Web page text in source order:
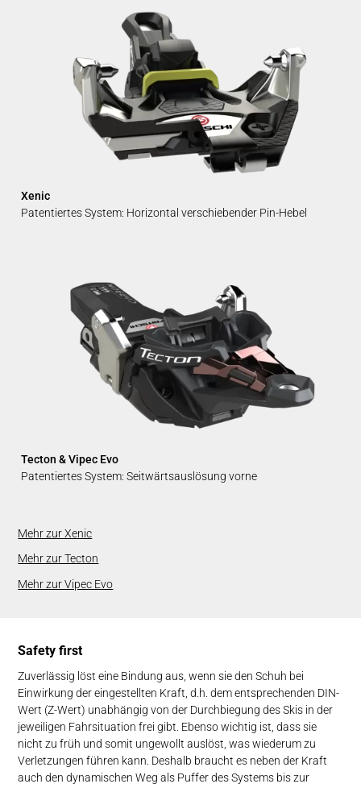
Xenic
Patentiertes System: Horizontal verschiebender Pin-Hebel
Tecton & Vipec Evo
Patentiertes System: Seitwärtsauslösung vorne
Mehr zur Xenic
Mehr zur Tecton
Mehr zur Vipec Evo
Safety first
Zuverlässig löst eine Bindung aus, wenn sie den Schuh bei
Einwirkung der eingestellten Kraft, d.h. dem entsprechenden DIN-
Wert (Z-Wert) unabhängig von der Durchbiegung des Skis in der
jeweiligen Fahrsituation frei gibt. Ebenso wichtig ist, dass sie
nicht zu früh und somit ungewollt auslöst, was wiederum zu
Verletzungen führen kann. Deshalb braucht es neben der Kraft
auch den dynamischen Weg als Puffer des Systems bis zur